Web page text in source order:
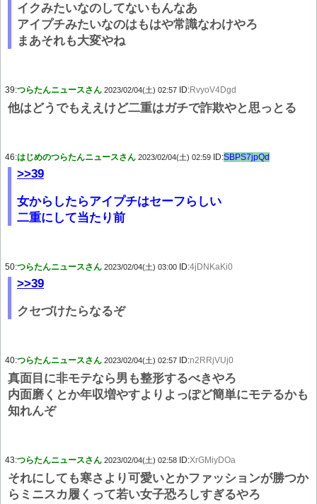
イクみたいなのしてないもんなあ
アイプチみたいなのはもはや常識なわけやろ
まあそれも大変やね
39:つらたんニュースさん 2023/02/04(土) 02:57 ID:RvyoV4Dgd
他はどうでもええけど二重はガチで詐欺やと思っとる
46:はじめのつらたんニュースさん 2023/02/04(土) 02:59 ID:SBPS7jpQd
>>39
女からしたらアイプチはセーフらしい
二重にして当たり前
50:つらたんニュースさん 2023/02/04(土) 03:00 ID:4jDNKaKi0
>>39
クセづけたらなるぞ
40:つらたんニュースさん 2023/02/04(土) 02:57 ID:n2RRjVUj0
真面目に非モテなら男も整形するべきやろ
内面磨くとか年収増やすよりよっぽど簡単にモテるかも
知れんぞ
43:つらたんニュースさん 2023/02/04(土) 02:58 ID:XrGMiyDOa
それにしても寒さより可愛いとかファッションが勝つか
らミニスカ履くって若い女子恐ろしすぎるやろ